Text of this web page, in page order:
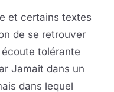
et certains textes
de se retrouver
tolérante
Jamait dans un
dans lequel